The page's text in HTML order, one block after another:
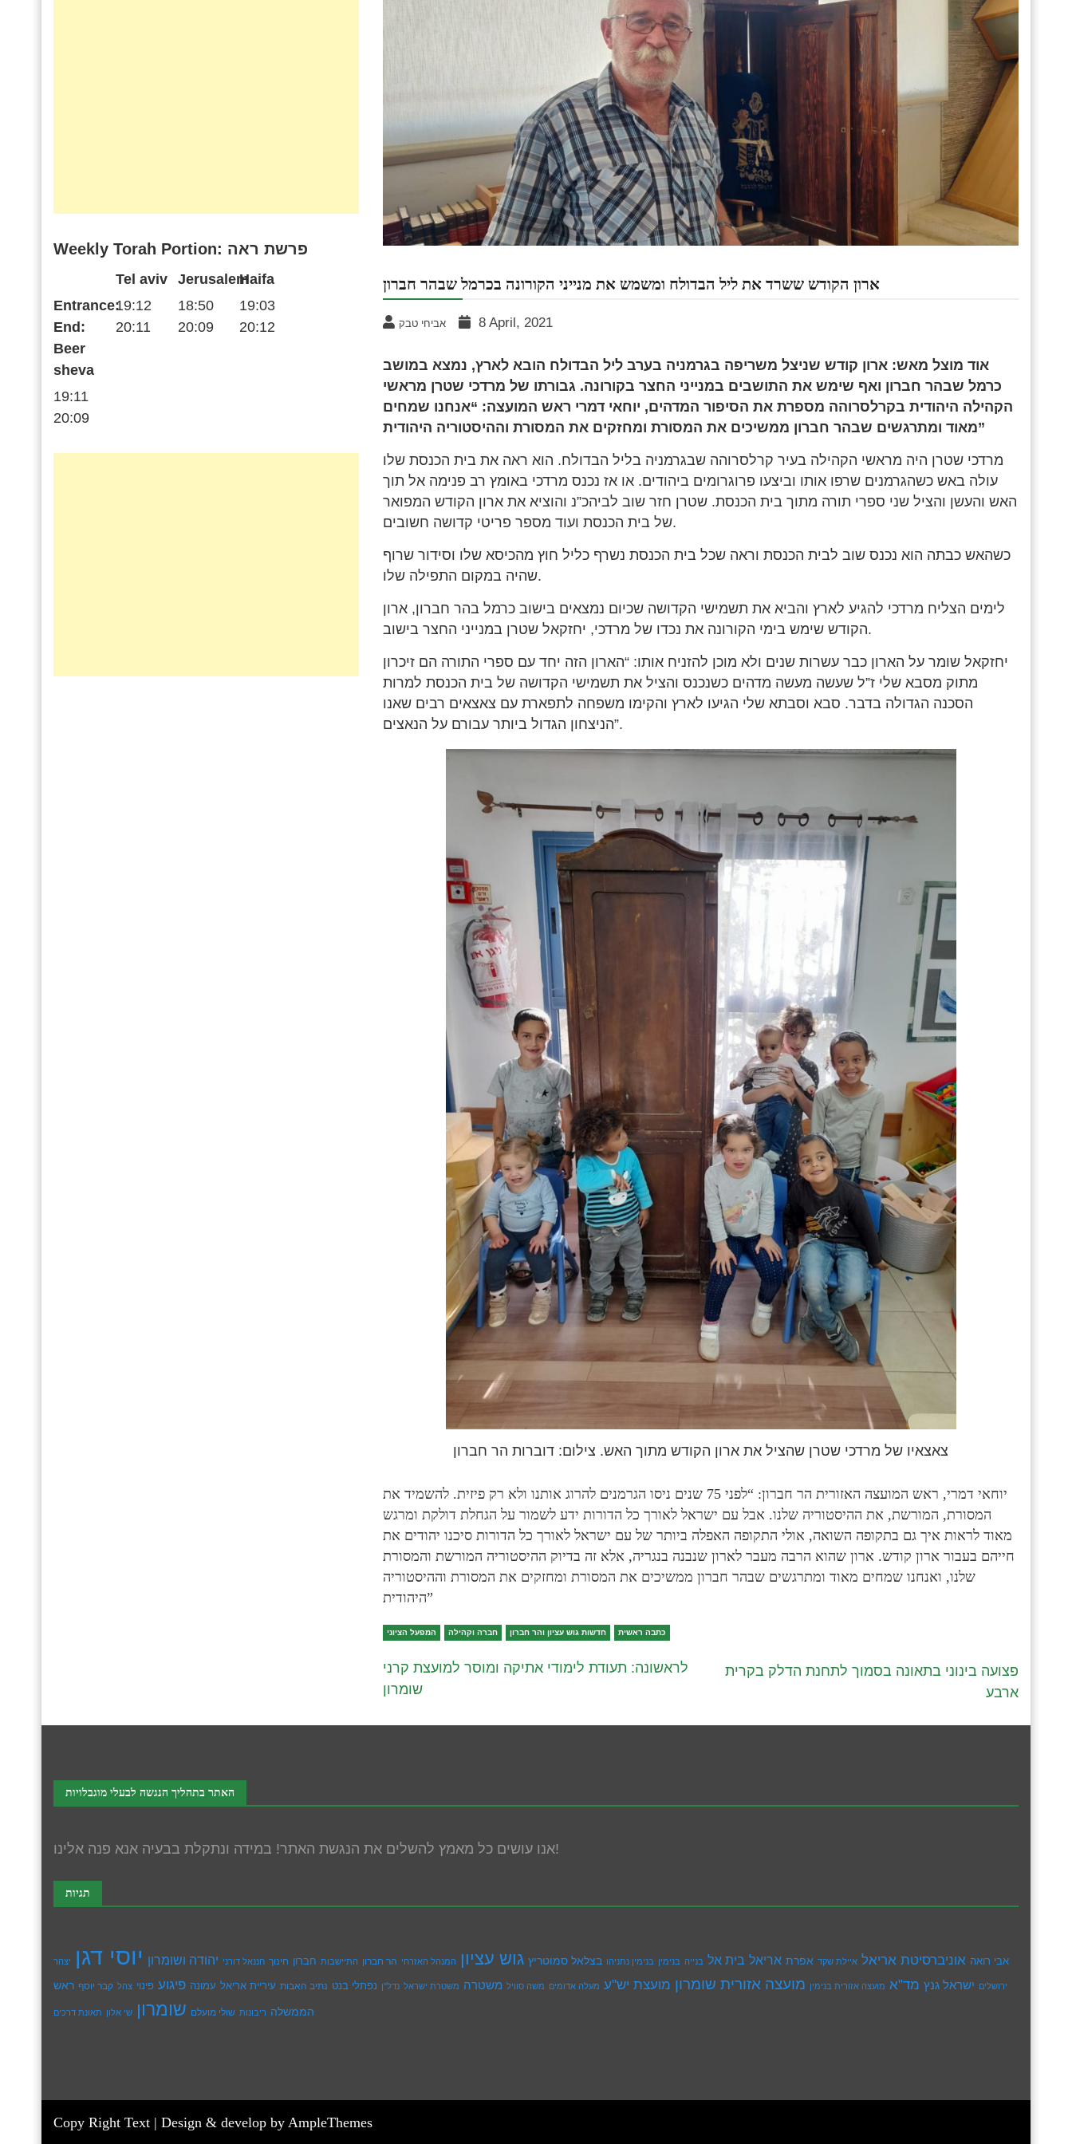
ארון הקודש ששרד את ליל הבדולח ומשמש את מנייני הקורונה בכרמל שבהר חברון
אביחי טבק 8 April, 2021
אוד מוצל מאש: ארון קודש שניצל משריפה בגרמניה בערב ליל הבדולח הובא לארץ, נמצא במושב
כרמל שבהר חברון ואף שימש את התושבים במנייני החצר בקורונה. גבורתו של מרדכי שטרן מראשי
הקהילה היהודית בקרלסרוהה מספרת את הסיפור המדהים, יוחאי דמרי ראש המועצה: “אנחנו שמחים
מאוד ומתרגשים שבהר חברון ממשיכים את המסורת ומחזקים את המסורת וההיסטוריה היהודית”
מרדכי שטרן היה מראשי הקהילה בעיר קרלסרוהה שבגרמניה בליל הבדולח. הוא ראה את בית הכנסת שלו
עולה באש כשהגרמנים שרפו אותו וביצעו פרוגרומים ביהודים. או אז נכנס מרדכי באומץ רב פנימה אל תוך
האש והעשן והציל שני ספרי תורה מתוך בית הכנסת. שטרן חזר שוב לביהכ”נ והוציא את ארון הקודש המפואר
של בית הכנסת ועוד מספר פריטי קדושה חשובים.
כשהאש כבתה הוא נכנס שוב לבית הכנסת וראה שכל בית הכנסת נשרף כליל חוץ מהכיסא שלו וסידור שרוף
שהיה במקום התפילה שלו.
לימים הצליח מרדכי להגיע לארץ והביא את תשמישי הקדושה שכיום נמצאים בישוב כרמל בהר חברון, ארון
הקודש שימש בימי הקורונה את נכדו של מרדכי, יחזקאל שטרן במנייני החצר בישוב.
יחזקאל שומר על הארון כבר עשרות שנים ולא מוכן להזניח אותו: “הארון הזה יחד עם ספרי התורה הם זיכרון
מתוק מסבא שלי ז”ל שעשה מעשה מדהים כשנכנס והציל את תשמישי הקדושה של בית הכנסת למרות
הסכנה הגדולה בדבר. סבא וסבתא שלי הגיעו לארץ והקימו משפחה לתפארת עם צאצאים רבים שאנו
הניצחון הגדול ביותר עבורם על הנאצים”.
צאצאיו של מרדכי שטרן שהציל את ארון הקודש מתוך האש. צילום: דוברות הר חברון
יוחאי דמרי, ראש המועצה האזורית הר חברון: “לפני 75 שנים ניסו הגרמנים להרוג אותנו ולא רק פיזית. להשמיד את
המסורת, המורשת, את ההיסטוריה שלנו. אבל עם ישראל לאורך כל הדורות ידע לשמור על הגחלת דולקת ומרגש
מאוד לראות איך גם בתקופה השואה, אולי התקופה האפלה ביותר של עם ישראל לאורך כל הדורות סיכנו יהודים את
חייהם בעבור ארון קודש. ארון שהוא הרבה מעבר לארון שנבנה בנגריה, אלא זה בדיוק ההיסטוריה המורשת והמסורת
שלנו, ואנחנו שמחים מאוד ומתרגשים שבהר חברון ממשיכים את המסורת ומחזקים את המסורת וההיסטוריה
היהודית”
המפעל הציוני חברה וקהילה חדשות גוש עציון והר חברון כתבה ראשית
לראשונה: תעודת לימודי אתיקה ומוסר למועצת קרני
שומרון
פצועה בינוני בתאונה בסמוך לתחנת הדלק בקרית
ארבע
Weekly Torah Portion: פרשת ראה
Entrance:
End:
Tel aviv
19:12
20:11
Jerusalem
18:50
20:09
Haifa
19:03
20:12
Beer
sheva
19:11
20:09
האתר בתהליך הנגשה לבעלי מוגבלויות
אנו עושים כל מאמץ להשלים את הנגשת האתר! במידה ונתקלת בבעיה אנא פנה אלינו!
תגיות
אבי רואה אוניברסיטת אריאל איילת שקד אפרת אריאל בית אל בנייה בנימין בנימין נתניהו בצלאל סמוטריץ גוש עציון המנהל האזרחי הר חברון התיישבות חברון חינוך חננאל דורני יהודה ושומרון יוסי דגן יצהר
ירושלים ישראל גנץ מד"א מועצה אזורית בנימין מועצה אזורית שומרון מועצת יש''ע מעלה אדומים משה סוויל משטרה משטרת ישראל נדל''ן נפתלי בנט נתיב האבות עיריית אריאל עמונה פיגוע פינוי צהל קבר יוסף ראש
הממשלה ריבונות שולי מועלם שומרון שי אלון תאונת דרכים
Copy Right Text | Design & develop by AmpleThemes